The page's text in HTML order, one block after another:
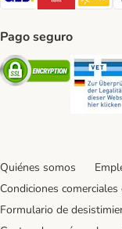
Pago seguro
Security
Quiénes somos
Condiciones comerciales
Formulario de